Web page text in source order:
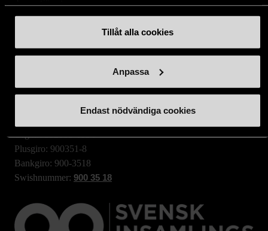
Tillåt alla cookies
Anpassa
Endast nödvändiga cookies
Box 35
Org.nr: 802003-1954
Plusgiro: 900351-8
Bankgiro: 900-3518
Swishnummer: 900 35 18